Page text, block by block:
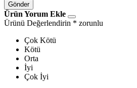
Gönder
Ürün Yorum Ekle
Ürünü Değerlendirin * zorunlu
Çok Kötü
Kötü
Orta
İyi
Çok İyi